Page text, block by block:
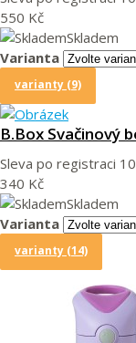
550 Kč
Skladem
Varianta
varianty (9)
B.Box Svačinový
Sleva po registraci
340 Kč
Skladem
Varianta
varianty (14)